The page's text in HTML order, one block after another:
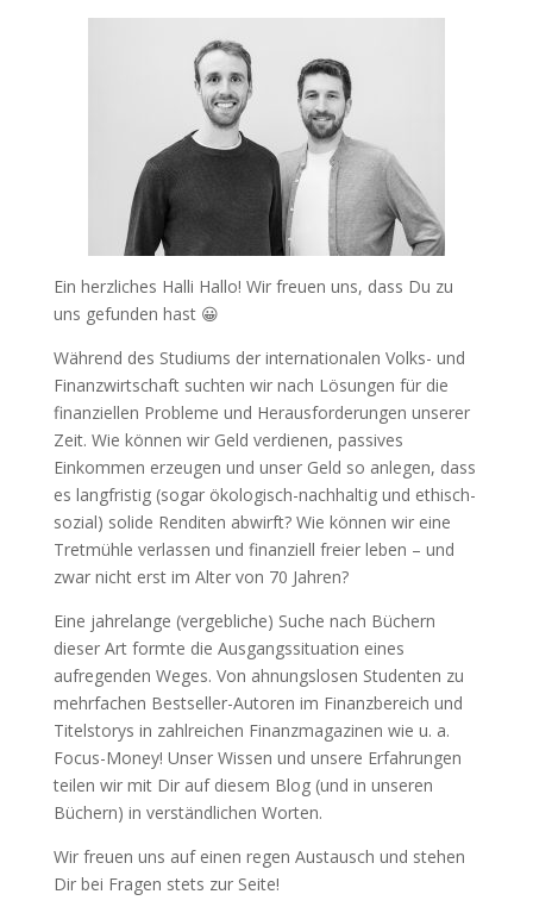
Ein herzliches Halli Hallo! Wir freuen uns, dass Du zu
uns gefunden hast 😀
Während des Studiums der internationalen Volks- und
Finanzwirtschaft suchten wir nach Lösungen für die
finanziellen Probleme und Herausforderungen unserer
Zeit. Wie können wir Geld verdienen, passives
Einkommen erzeugen und unser Geld so anlegen, dass
es langfristig (sogar ökologisch-nachhaltig und ethisch-
sozial) solide Renditen abwirft? Wie können wir eine
Tretmühle verlassen und finanziell freier leben – und
zwar nicht erst im Alter von 70 Jahren?
Eine jahrelange (vergebliche) Suche nach Büchern
dieser Art formte die Ausgangssituation eines
aufregenden Weges. Von ahnungslosen Studenten zu
mehrfachen Bestseller-Autoren im Finanzbereich und
Titelstorys in zahlreichen Finanzmagazinen wie u. a.
Focus-Money! Unser Wissen und unsere Erfahrungen
teilen wir mit Dir auf diesem Blog (und in unseren
Büchern) in verständlichen Worten.
Wir freuen uns auf einen regen Austausch und stehen
Dir bei Fragen stets zur Seite!